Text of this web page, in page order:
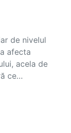
de nivelul
afecta
acela de
ce…